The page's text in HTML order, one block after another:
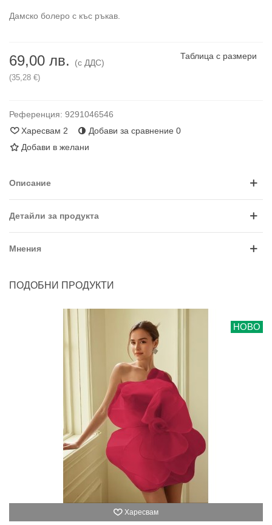
Дамско болеро с къс ръкав.
69,00 лв. (с ДДС)
(35,28 €)
Таблица с размери
Референция: 9291046546
Харесвам 2 Добави за сравнение 0
Добави в желани
Описание
Детайли за продукта
Мнения
ПОДОБНИ ПРОДУКТИ
НОВО
Харесвам